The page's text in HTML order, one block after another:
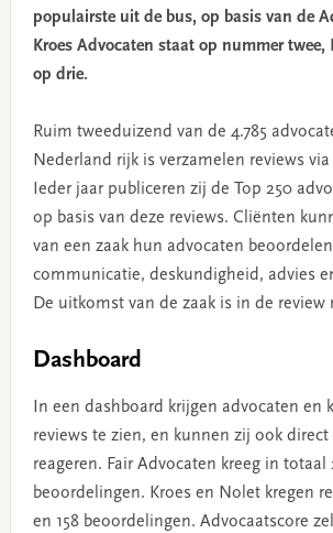
populairste uit de bus, op basis van de
Kroes Advocaten staat op nummer twee,
op drie.
Ruim tweeduizend van de 4.785
Nederland rijk is verzamelen reviews via
Ieder jaar publiceren zij de Top 250
op basis van deze reviews. Cliënten
van een zaak hun advocaten
communicatie, deskundigheid, advies
De uitkomst van de zaak is in de review
Dashboard
In een dashboard krijgen advocaten en
reviews te zien, en kunnen zij ook
reageren. Fair Advocaten kreeg in totaal
beoordelingen. Kroes en Nolet kregen
en 158 beoordelingen. Advocaatscore